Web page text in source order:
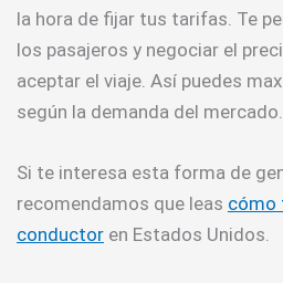
la hora de fijar tus tarifas. Te
los pasajeros y negociar el
aceptar el viaje. Así puedes
según la demanda del mercado.
Si te interesa esta forma de
recomendamos que leas cómo
conductor en Estados Unidos.